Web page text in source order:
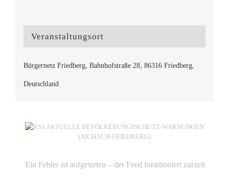
Veranstaltungsort
Bürgernetz Friedberg, Bahnhofstraße 28, 86316 Friedberg,
Deutschland
AKTUELLE BEVÖLKERUNGSSCHUTZ-WARNUNGEN
(AICHACH-FRIEDBERG)
Ein Fehler ist aufgetreten – der Feed funktioniert zurzeit